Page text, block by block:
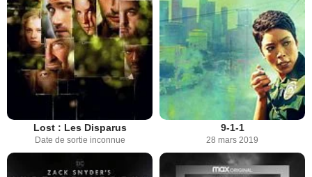
Lost : Les Disparus
Date de sortie inconnue
9-1-1
28 mars 2019